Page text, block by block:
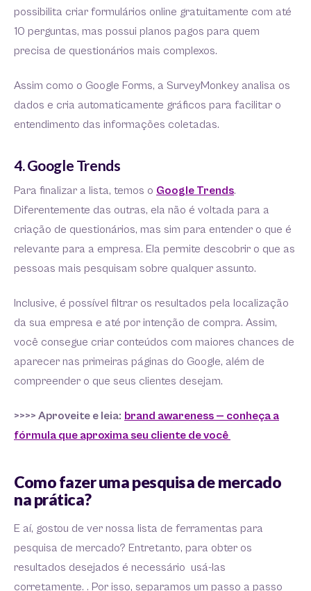
possibilita criar formulários online gratuitamente com até
10 perguntas, mas possui planos pagos para quem
precisa de questionários mais complexos.
Assim como o Google Forms, a SurveyMonkey analisa os
dados e cria automaticamente gráficos para facilitar o
entendimento das informações coletadas.
4. Google Trends
Para finalizar a lista, temos o Google Trends.
Diferentemente das outras, ela não é voltada para a
criação de questionários, mas sim para entender o que é
relevante para a empresa. Ela permite descobrir o que as
pessoas mais pesquisam sobre qualquer assunto.
Inclusive, é possível filtrar os resultados pela localização
da sua empresa e até por intenção de compra. Assim,
você consegue criar conteúdos com maiores chances de
aparecer nas primeiras páginas do Google, além de
compreender o que seus clientes desejam.
>>>> Aproveite e leia: brand awareness — conheça a
fórmula que aproxima seu cliente de você
Como fazer uma pesquisa de mercado
na prática?
E aí, gostou de ver nossa lista de ferramentas para
pesquisa de mercado? Entretanto, para obter os
resultados desejados é necessário usá-las
corretamente. . Por isso, separamos um passo a passo